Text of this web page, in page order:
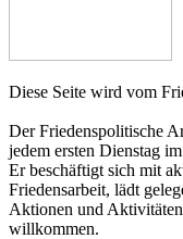
Diese Seite wird vom
Der Friedenspolitische
jedem ersten Dienstag
Er beschäftigt sich mit
Friedensarbeit, lädt
Aktionen und
willkommen.